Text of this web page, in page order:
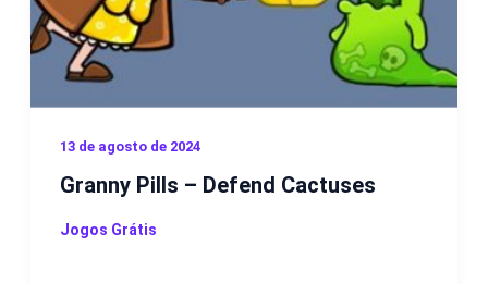
13 de agosto de 2024
Granny Pills – Defend Cactuses
Jogos Grátis